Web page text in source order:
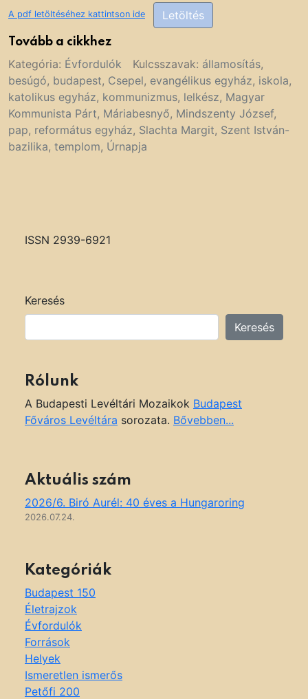
A pdf letöltéséhez kattintson ide Letöltés
Tovább a cikkhez
Kategória: Évfordulók Kulcsszavak: államosítás,
besúgó, budapest, Csepel, evangélikus egyház, iskola,
katolikus egyház, kommunizmus, lelkész, Magyar
Kommunista Párt, Máriabesnyő, Mindszenty József,
pap, református egyház, Slachta Margit, Szent István-
bazilika, templom, Úrnapja
ISSN 2939-6921
Keresés
Keresés
Rólunk
A Budapesti Levéltári Mozaikok Budapest
Főváros Levéltára sorozata. Bővebben...
Aktuális szám
2026/6. Biró Aurél: 40 éves a Hungaroring
2026.07.24.
Kategóriák
Budapest 150
Életrajzok
Évfordulók
Források
Helyek
Ismeretlen ismerős
Petőfi 200